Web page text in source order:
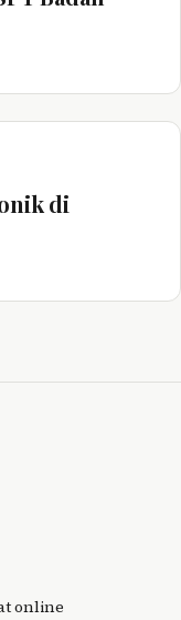
di
online